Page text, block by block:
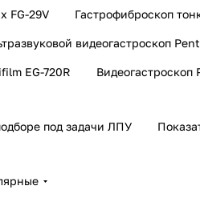
FG-29V Гастрофиброскоп
видеогастроскоп
EG-720R Видеогастроскоп
под задачи ЛПУ